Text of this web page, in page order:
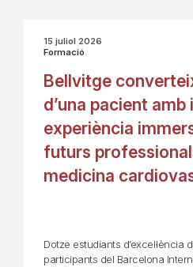
15 juliol 2026
Formació
Bellvitge
d’una pacient
experiència
futurs
medicina
Dotze estudiants d’excel·lència
participants del Barcelona